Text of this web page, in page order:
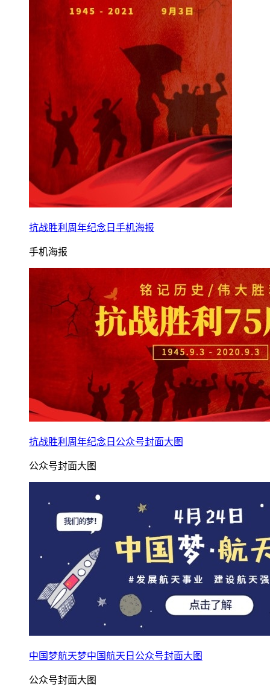
抗战胜利周年纪念日手机海报
手机海报
抗战胜利周年纪念日公众号封面大图
公众号封面大图
中国梦航天梦中国航天日公众号封面大图
公众号封面大图